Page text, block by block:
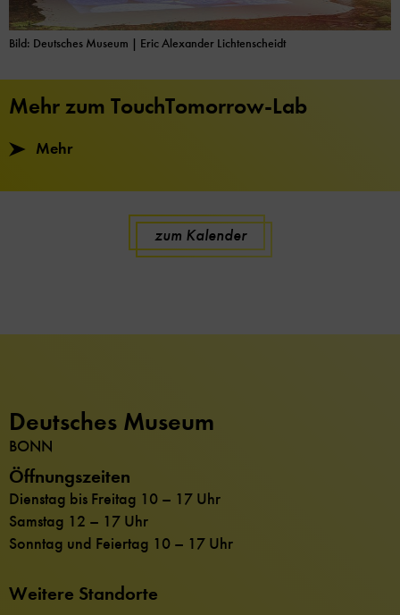
Bild: Deutsches Museum | Eric Alexander Lichtenscheidt
Mehr zum TouchTomorrow-Lab
Mehr
zum Kalender
Deutsches Museum
BONN
Öffnungszeiten
Dienstag bis Freitag 10 – 17 Uhr
Samstag 12 – 17 Uhr
Sonntag und Feiertag 10 – 17 Uhr
Weitere Standorte